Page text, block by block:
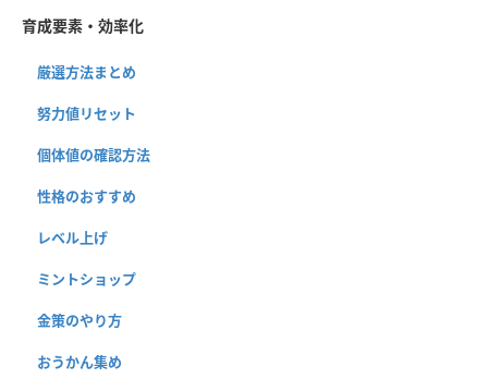
育成要素・効率化
厳選方法まとめ
努力値リセット
個体値の確認方法
性格のおすすめ
レベル上げ
ミントショップ
金策のやり方
おうかん集め